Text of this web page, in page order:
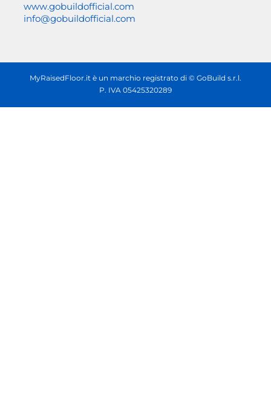
www.gobuildofficial.com
info@gobuildofficial.com
MyRaisedFloor.it è un marchio registrato di © GoBuild s.r.l.
P. IVA 05425320289